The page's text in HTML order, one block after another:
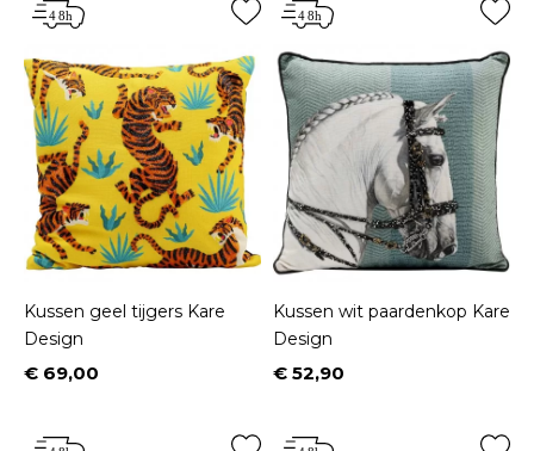
Kussen geel tijgers Kare
Design
Prijs
€ 69,00
Kussen wit paardenkop Kare
Design
Prijs
€ 52,90